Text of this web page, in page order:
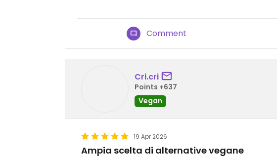
Comment
Cri.cri
Points +637
Vegan
19 Apr 2026
Ampia scelta di alternative vegane